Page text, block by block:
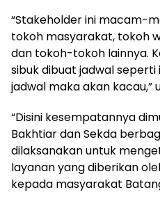
“Stakeholder ini macam-
tokoh masyarakat, tokoh
dan tokoh-tokoh lainnya.
sibuk dibuat jadwal seperti
jadwal maka akan kacau,”
“Disini kesempatannya
Bakhtiar dan Sekda
dilaksanakan untuk
layanan yang diberikan
kepada masyarakat